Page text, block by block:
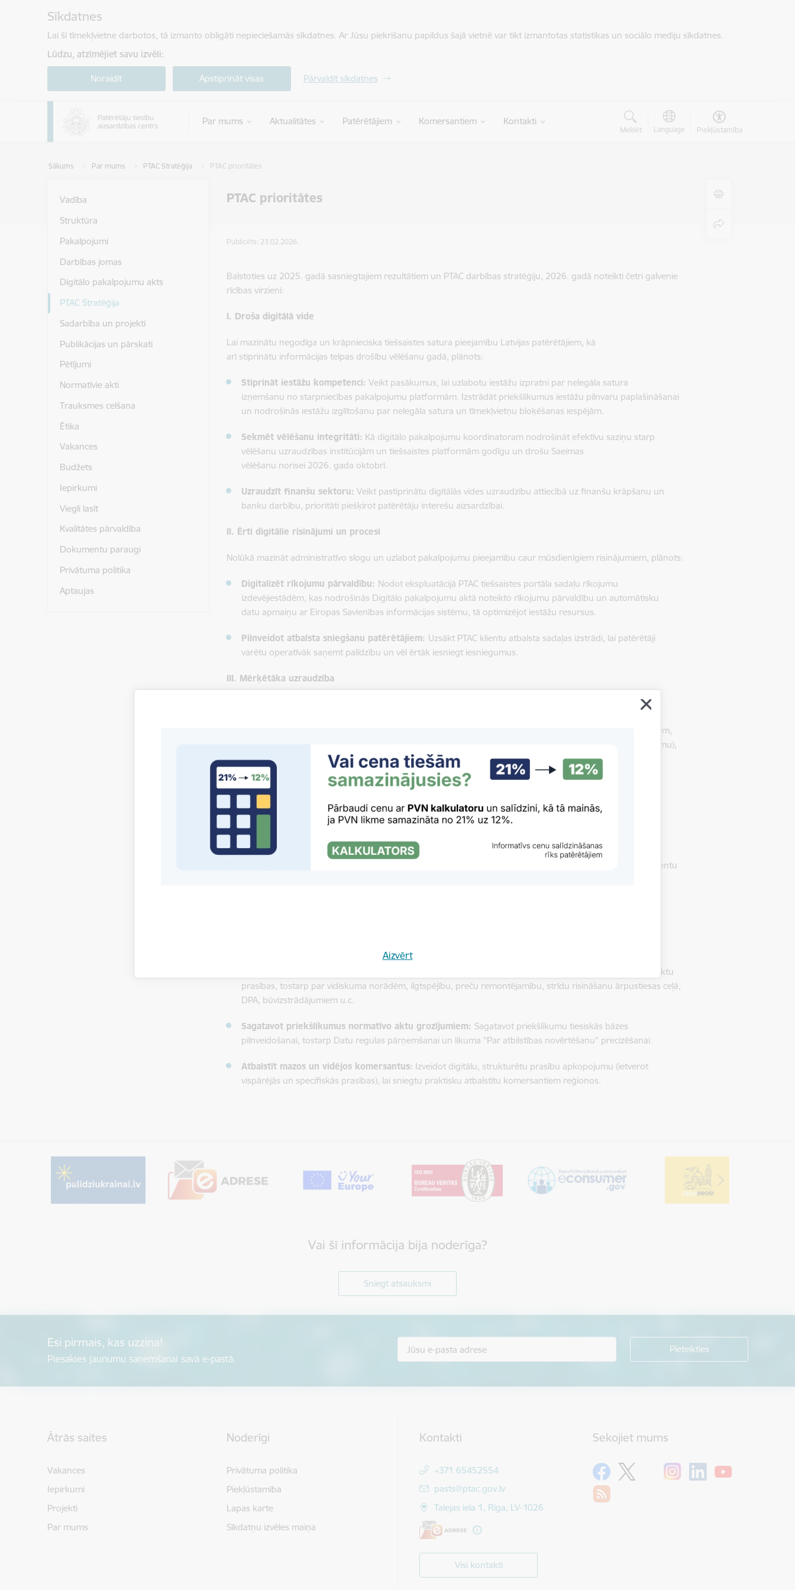
Sīkdatnes
Lai šī tīmekļvietne darbotos, tā izmanto obligāti nepieciešamās sīkdatnes. Ar Jūsu piekrišanu papildus šajā vietnē var tikt izmantotas statistikas un sociālo mediju sīkdatnes.
Lūdzu, atzīmējiet savu izvēli:
Noraidīt Apstiprināt visas Pārvaldīt sīkdatnes
Par mums Aktualitātes Patērētājiem Komersantiem Kontakti
Meklēt Language Piekļūstamība
Sākums Par mums PTAC Stratēģija PTAC prioritātes
PTAC prioritātes
Aizvērt
Vadība
Struktūra
Pakalpojumi
Darbības jomas
Digitālo pakalpojumu akts
PTAC Stratēģija
Sadarbība un projekti
Publikācijas un pārskati
Pētījumi
Normatīvie akti
Trauksmes celšana
Ētika
Vakances
Budžets
Iepirkumi
Viegli lasīt
Kvalitātes pārvaldība
Dokumentu paraugi
Privātuma politika
Aptaujas
Publicēts: 23.02.2026.
Balstoties uz 2025. gadā sasniegtajiem rezultātiem un PTAC darbības stratēģiju, 2026. gadā noteikti četri galvenie
rīcības virzieni:
I. Droša digitālā vide
Lai mazinātu negodīga un krāpnieciska tiešsaistes satura pieejamību Latvijas patērētājiem, kā
arī stiprinātu informācijas telpas drošību vēlēšanu gadā, plānots:
Stiprināt iestāžu kompetenci: Veikt pasākumus, lai uzlabotu iestāžu izpratni par nelegāla satura
izņemšanu no starpniecības pakalpojumu platformām. Izstrādāt priekšlikumus iestāžu pilnvaru paplašināšanai
un nodrošinās iestāžu izglītošanu par nelegāla satura un tīmekļvietņu bloķēšanas iespējām.
Sekmēt vēlēšanu integritāti: Kā digitālo pakalpojumu koordinatoram nodrošināt efektīvu saziņu starp
vēlēšanu uzraudzības institūcijām un tiešsaistes platformām godīgu un drošu Saeimas
vēlēšanu norisei 2026. gada oktobrī.
Uzraudzīt finanšu sektoru: Veikt pastiprinātu digitālās vides uzraudzību attiecībā uz finanšu krāpšanu un
banku darbību, prioritāti piešķirot patērētāju interešu aizsardzībai.
II. Ērti digitālie risinājumi un procesi
Nolūkā mazināt administratīvo slogu un uzlabot pakalpojumu pieejamību caur mūsdienīgiem risinājumiem, plānots:
Digitalizēt rīkojumu pārvaldību: Nodot ekspluatācijā PTAC tiešsaistes portāla sadaļu rīkojumu
izdevējiestādēm, kas nodrošinās Digitālo pakalpojumu aktā noteikto rīkojumu pārvaldību un automātisku
datu apmaiņu ar Eiropas Savienības informācijas sistēmu, tā optimizējot iestāžu resursus.
Pilnveidot atbalsta sniegšanu patērētājiem: Uzsākt PTAC klientu atbalsta sadaļas izstrādi, lai patērētāji
varētu operatīvāk saņemt palīdzību un vēl ērtāk iesniegt iesniegumus.
III. Mērķētāka uzraudzība
Veikt uzraudzību vispārējā lietojuma precēm (viedtālruņiem,
datoriem, planšetēm, rūteriem, e-lasītājiem) un tīmekļvietnēm (e-komercijas un apdrošināšanas pakalpojumu),
nodrošinot piekļūstamības prasību ievērošanu;
Izstrādāt risku analīzes modeli:Balstoties uz OECD rekomendācijām, izstrādāt risku matricas
modeli divām preču kategorijām mērķtiecīgākai tirgus uzraudzībai.
Monitorēt pārtikas cenas:Monitorējot Zemo cenu groza memoranda izpildi un samazinātās PVN likmes
piemērošanu atsevišķām pārtikas preču grupām, sagatavot priekšlikumus sistēmas pilnveidei.
Meklēt iespējas paplašināt mākslīgā intelekta izmantošanai klientu
Skaidrot komersantiem ES un nacionālo tiesību aktu
prasības, tostarp par vidiskuma norādēm, ilgtspējību, preču remontējamību, strīdu risināšanu ārpustiesas ceļā,
DPA, būvizstrādājumiem u.c.
Sagatavot priekšlikumus normatīvo aktu grozījumiem: Sagatavot priekšlikumu tiesiskās bāzes
pilnveidošanai, tostarp Datu regulas pārņemšanai un likuma "Par atbilstības novērtēšanu" precizēšanai.
Atbalstīt mazos un vidējos komersantus: Izveidot digitālu, strukturētu prasību apkopojumu (ietverot
vispārējās un specifiskās prasības), lai sniegtu praktisku atbalstītu komersantiem reģionos.
Vai šī informācija bija noderīga?
Sniegt atsauksmi
Esi pirmais, kas uzzina!
Piesakies jaunumu saņemšanai savā e-pastā.
Ātrās saites
Vakances
Iepirkumi
Projekti
Par mums
Noderīgi
Privātuma politika
Piekļūstamība
Lapas karte
Sīkdatņu izvēles maiņa
Kontakti
+371 65452554
E-pasts:
pasts@ptac.gov.lv
Talejas iela 1, Rīga, LV-1026
Visi kontakti
Sekojiet mums